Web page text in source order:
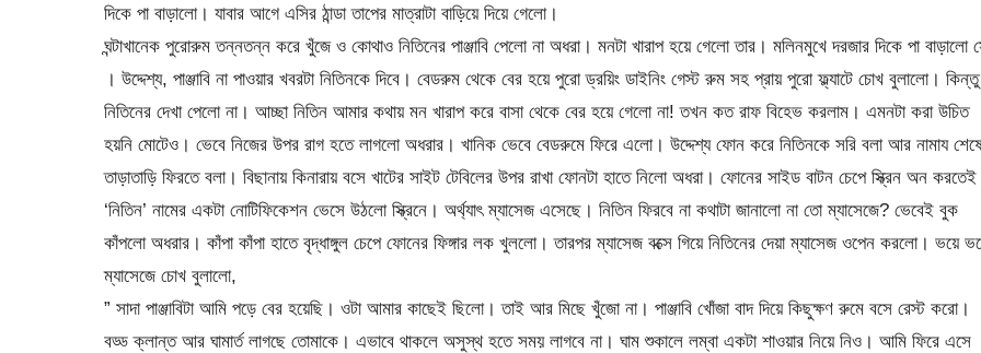
দিকে পা বাড়ালো। যাবার আগে এসির ঠান্ডা তাপের মাত্রাটা বাড়িয়ে দিয়ে গেলো।
ঘন্টাখানেক পুরোরুম তন্নতন্ন করে খুঁজে ও কোথাও নিতিনের পাঞ্জাবি পেলো না অধরা। মনটা খারাপ হয়ে গেলো তার। মলিনমুখে দরজার দিকে পা বাড়ালো
। উদ্দেশ্য, পাঞ্জাবি না পাওয়ার খবরটা নিতিনকে দিবে। বেডরুম থেকে বের হয়ে পুরো ড্রয়িং ডাইনিং গেস্ট রুম সহ প্রায় পুরো ফ্ল্যাটে চোখ বুলালো। কিন্তু
নিতিনের দেখা পেলো না। আচ্ছা নিতিন আমার কথায় মন খারাপ করে বাসা থেকে বের হয়ে গেলো না! তখন কত রাফ বিহেভ করলাম। এমনটা করা উচিত
হয়নি মোটেও। ভেবে নিজের উপর রাগ হতে লাগলো অধরার। খানিক ভেবে বেডরুমে ফিরে এলো। উদ্দেশ্য ফোন করে নিতিনকে সরি বলা আর নামায
তাড়াতাড়ি ফিরতে বলা। বিছানায় কিনারায় বসে খাটের সাইট টেবিলের উপর রাখা ফোনটা হাতে নিলো অধরা। ফোনের সাইড বাটন চেপে স্ক্রিন অন করতেই
‘নিতিন’ নামের একটা নোটিফিকেশন ভেসে উঠলো স্ক্রিনে। অর্থ্যাৎ ম্যাসেজ এসেছে। নিতিন ফিরবে না কথাটা জানালো না তো ম্যাসেজে? ভেবেই বুক
কাঁপলো অধরার। কাঁপা কাঁপা হাতে বৃদ্ধাঙ্গুল চেপে ফোনের ফিঙ্গার লক খুললো। তারপর ম্যাসেজ বক্সে গিয়ে নিতিনের দেয়া ম্যাসেজ ওপেন করলো। ভয়ে
ম্যাসেজে চোখ বুলালো,
” সাদা পাঞ্জাবিটা আমি পড়ে বের হয়েছি। ওটা আমার কাছেই ছিলো। তাই আর মিছে খুঁজো না। পাঞ্জাবি খোঁজা বাদ দিয়ে কিছুক্ষণ রুমে বসে রেস্ট করো।
বড্ড ক্লান্ত আর ঘামার্ত লাগছে তোমাকে। এভাবে থাকলে অসুস্থ হতে সময় লাগবে না। ঘাম শুকালে লম্বা একটা শাওয়ার নিয়ে নিও। আমি ফিরে এসে